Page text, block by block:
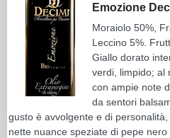
Emozione
Moraiolo 50%,
Leccino 5%.
Giallo dorato
verdi, limpido; al
con ampie note
da sentori
gusto è avvolgente e di
nette nuance speziate di pepe